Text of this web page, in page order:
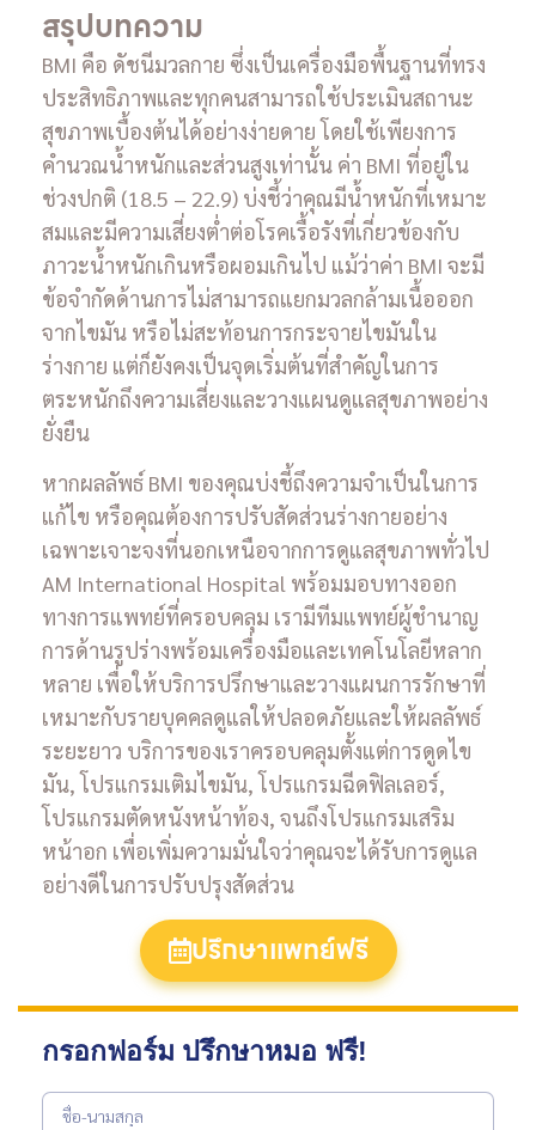
สรุปบทความ
BMI คือ ดัชนีมวลกาย ซึ่งเป็นเครื่องมือพื้นฐานที่ทรง
ประสิทธิภาพและทุกคนสามารถใช้ประเมินสถานะ
สุขภาพเบื้องต้นได้อย่างง่ายดาย โดยใช้เพียงการ
คำนวณน้ำหนักและส่วนสูงเท่านั้น ค่า BMI ที่อยู่ใน
ช่วงปกติ (18.5 – 22.9) บ่งชี้ว่าคุณมีน้ำหนักที่เหมาะ
สมและมีความเสี่ยงต่ำต่อโรคเรื้อรังที่เกี่ยวข้องกับ
ภาวะน้ำหนักเกินหรือผอมเกินไป แม้ว่าค่า BMI จะมี
ข้อจำกัดด้านการไม่สามารถแยกมวลกล้ามเนื้อออก
จากไขมัน หรือไม่สะท้อนการกระจายไขมันใน
ร่างกาย แต่ก็ยังคงเป็นจุดเริ่มต้นที่สำคัญในการ
ตระหนักถึงความเสี่ยงและวางแผนดูแลสุขภาพอย่าง
ยั่งยืน
หากผลลัพธ์ BMI ของคุณบ่งชี้ถึงความจำเป็นในการ
แก้ไข หรือคุณต้องการปรับสัดส่วนร่างกายอย่าง
เฉพาะเจาะจงที่นอกเหนือจากการดูแลสุขภาพทั่วไป
AM International Hospital พร้อมมอบทางออก
ทางการแพทย์ที่ครอบคลุม เรามีทีมแพทย์ผู้ชำนาญ
การด้านรูปร่างพร้อมเครื่องมือและเทคโนโลยีหลาก
หลาย เพื่อให้บริการปรึกษาและวางแผนการรักษาที่
เหมาะกับรายบุคคลดูแลให้ปลอดภัยและให้ผลลัพธ์
ระยะยาว บริการของเราครอบคลุมตั้งแต่การดูดไข
มัน, โปรแกรมเติมไขมัน, โปรแกรมฉีดฟิลเลอร์,
โปรแกรมตัดหนังหน้าท้อง, จนถึงโปรแกรมเสริม
หน้าอก เพื่อเพิ่มความมั่นใจว่าคุณจะได้รับการดูแล
อย่างดีในการปรับปรุงสัดส่วน
ปรึกษาแพทย์ฟรี
กรอกฟอร์ม ปรึกษาหมอ ฟรี!